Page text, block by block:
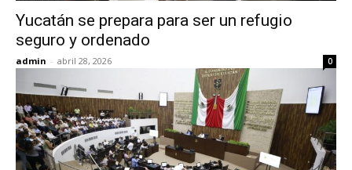
Yucatán se prepara para ser un refugio
seguro y ordenado
admin - abril 28, 2026 0